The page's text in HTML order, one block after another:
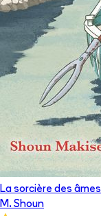
La sorcière des âmes
M. Shoun